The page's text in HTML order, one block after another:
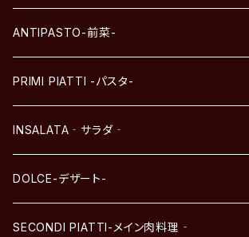
ANTIPASTO-前菜-
PRIMI PIATTI -パスタ-
INSALATA‐サラダ‐
DOLCE-デザート-
SECONDI PIATTI-メイン肉料理‐